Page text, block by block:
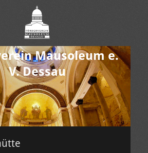
Mausoleum e.
V. Dessau